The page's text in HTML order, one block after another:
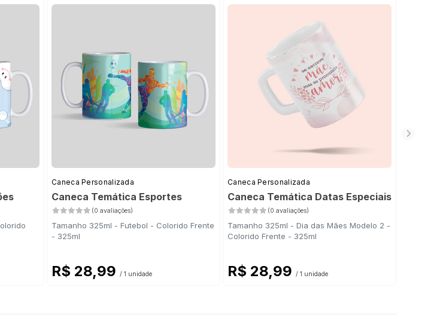
Caneca Personalizada
Caneca Temática Esportes
(0 avaliações)
Tamanho 325ml - Futebol - Colorido Frente
- 325ml
R$ 28,99 / 1 unidade
Caneca Personalizada
Caneca Temática Datas Especiais
(0 avaliações)
Tamanho 325ml - Dia das Mães Modelo 2 -
Colorido Frente - 325ml
R$ 28,99 / 1 unidade